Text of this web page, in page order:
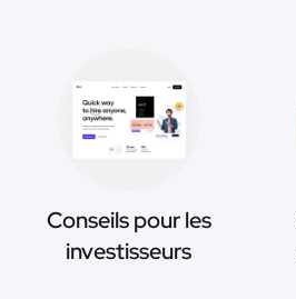
Conseils pour les
investisseurs